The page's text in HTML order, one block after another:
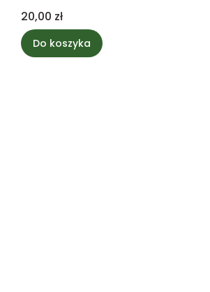
biała mix
Cena
20,00 zł
Do koszyka